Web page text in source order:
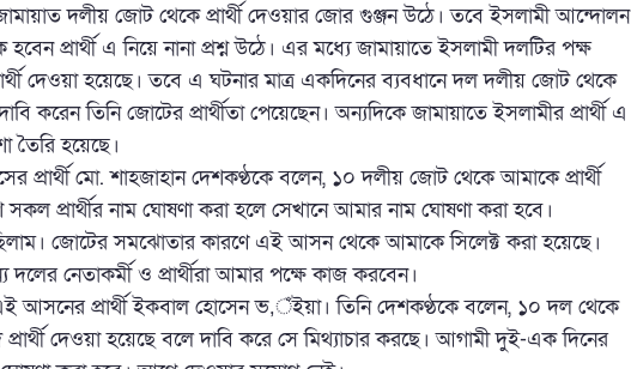
দলীয় জোট থেকে প্রার্থী দেওয়ার জোর গুঞ্জন উঠে। তবে ইসলামী আন্দোলন
প্রার্থী এ নিয়ে নানা প্রশ্ন উঠে। এর মধ্যে জামায়াতে ইসলামী দলটির পক্ষ
দেওয়া হয়েছে। তবে এ ঘটনার মাত্র একদিনের ব্যবধানে দল দলীয় জোট থেকে
করেন তিনি জোটের প্রার্থীতা পেয়েছেন। অন্যদিকে জামায়াতে ইসলামীর প্রার্থী এ
তৈরি হয়েছে।
প্রার্থী মো. শাহজাহান দেশকণ্ঠকে বলেন, ১০ দলীয় জোট থেকে আমাকে প্রার্থী
প্রার্থীর নাম ঘোষণা করা হলে সেখানে আমার নাম ঘোষণা করা হবে।
জোটের সমঝোতার কারণে এই আসন থেকে আমাকে সিলেক্ট করা হয়েছে।
নেতাকর্মী ও প্রার্থীরা আমার পক্ষে কাজ করবেন।
আসনের প্রার্থী ইকবাল হোসেন ভ‚ঁইয়া। তিনি দেশকণ্ঠকে বলেন, ১০ দল থেকে
দেওয়া হয়েছে বলে দাবি করে সে মিথ্যাচার করছে। আগামী দুই-এক দিনের